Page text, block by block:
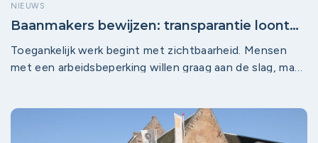
NIEUWS
Baanmakers bewijzen: transparantie loont
Toegankelijk werk begint met zichtbaarheid. Mensen
met een arbeidsbeperking willen graag aan de slag, maar
überhaupt geschikt is. Precies daar maakt de
Baanmakers-module het verschil.